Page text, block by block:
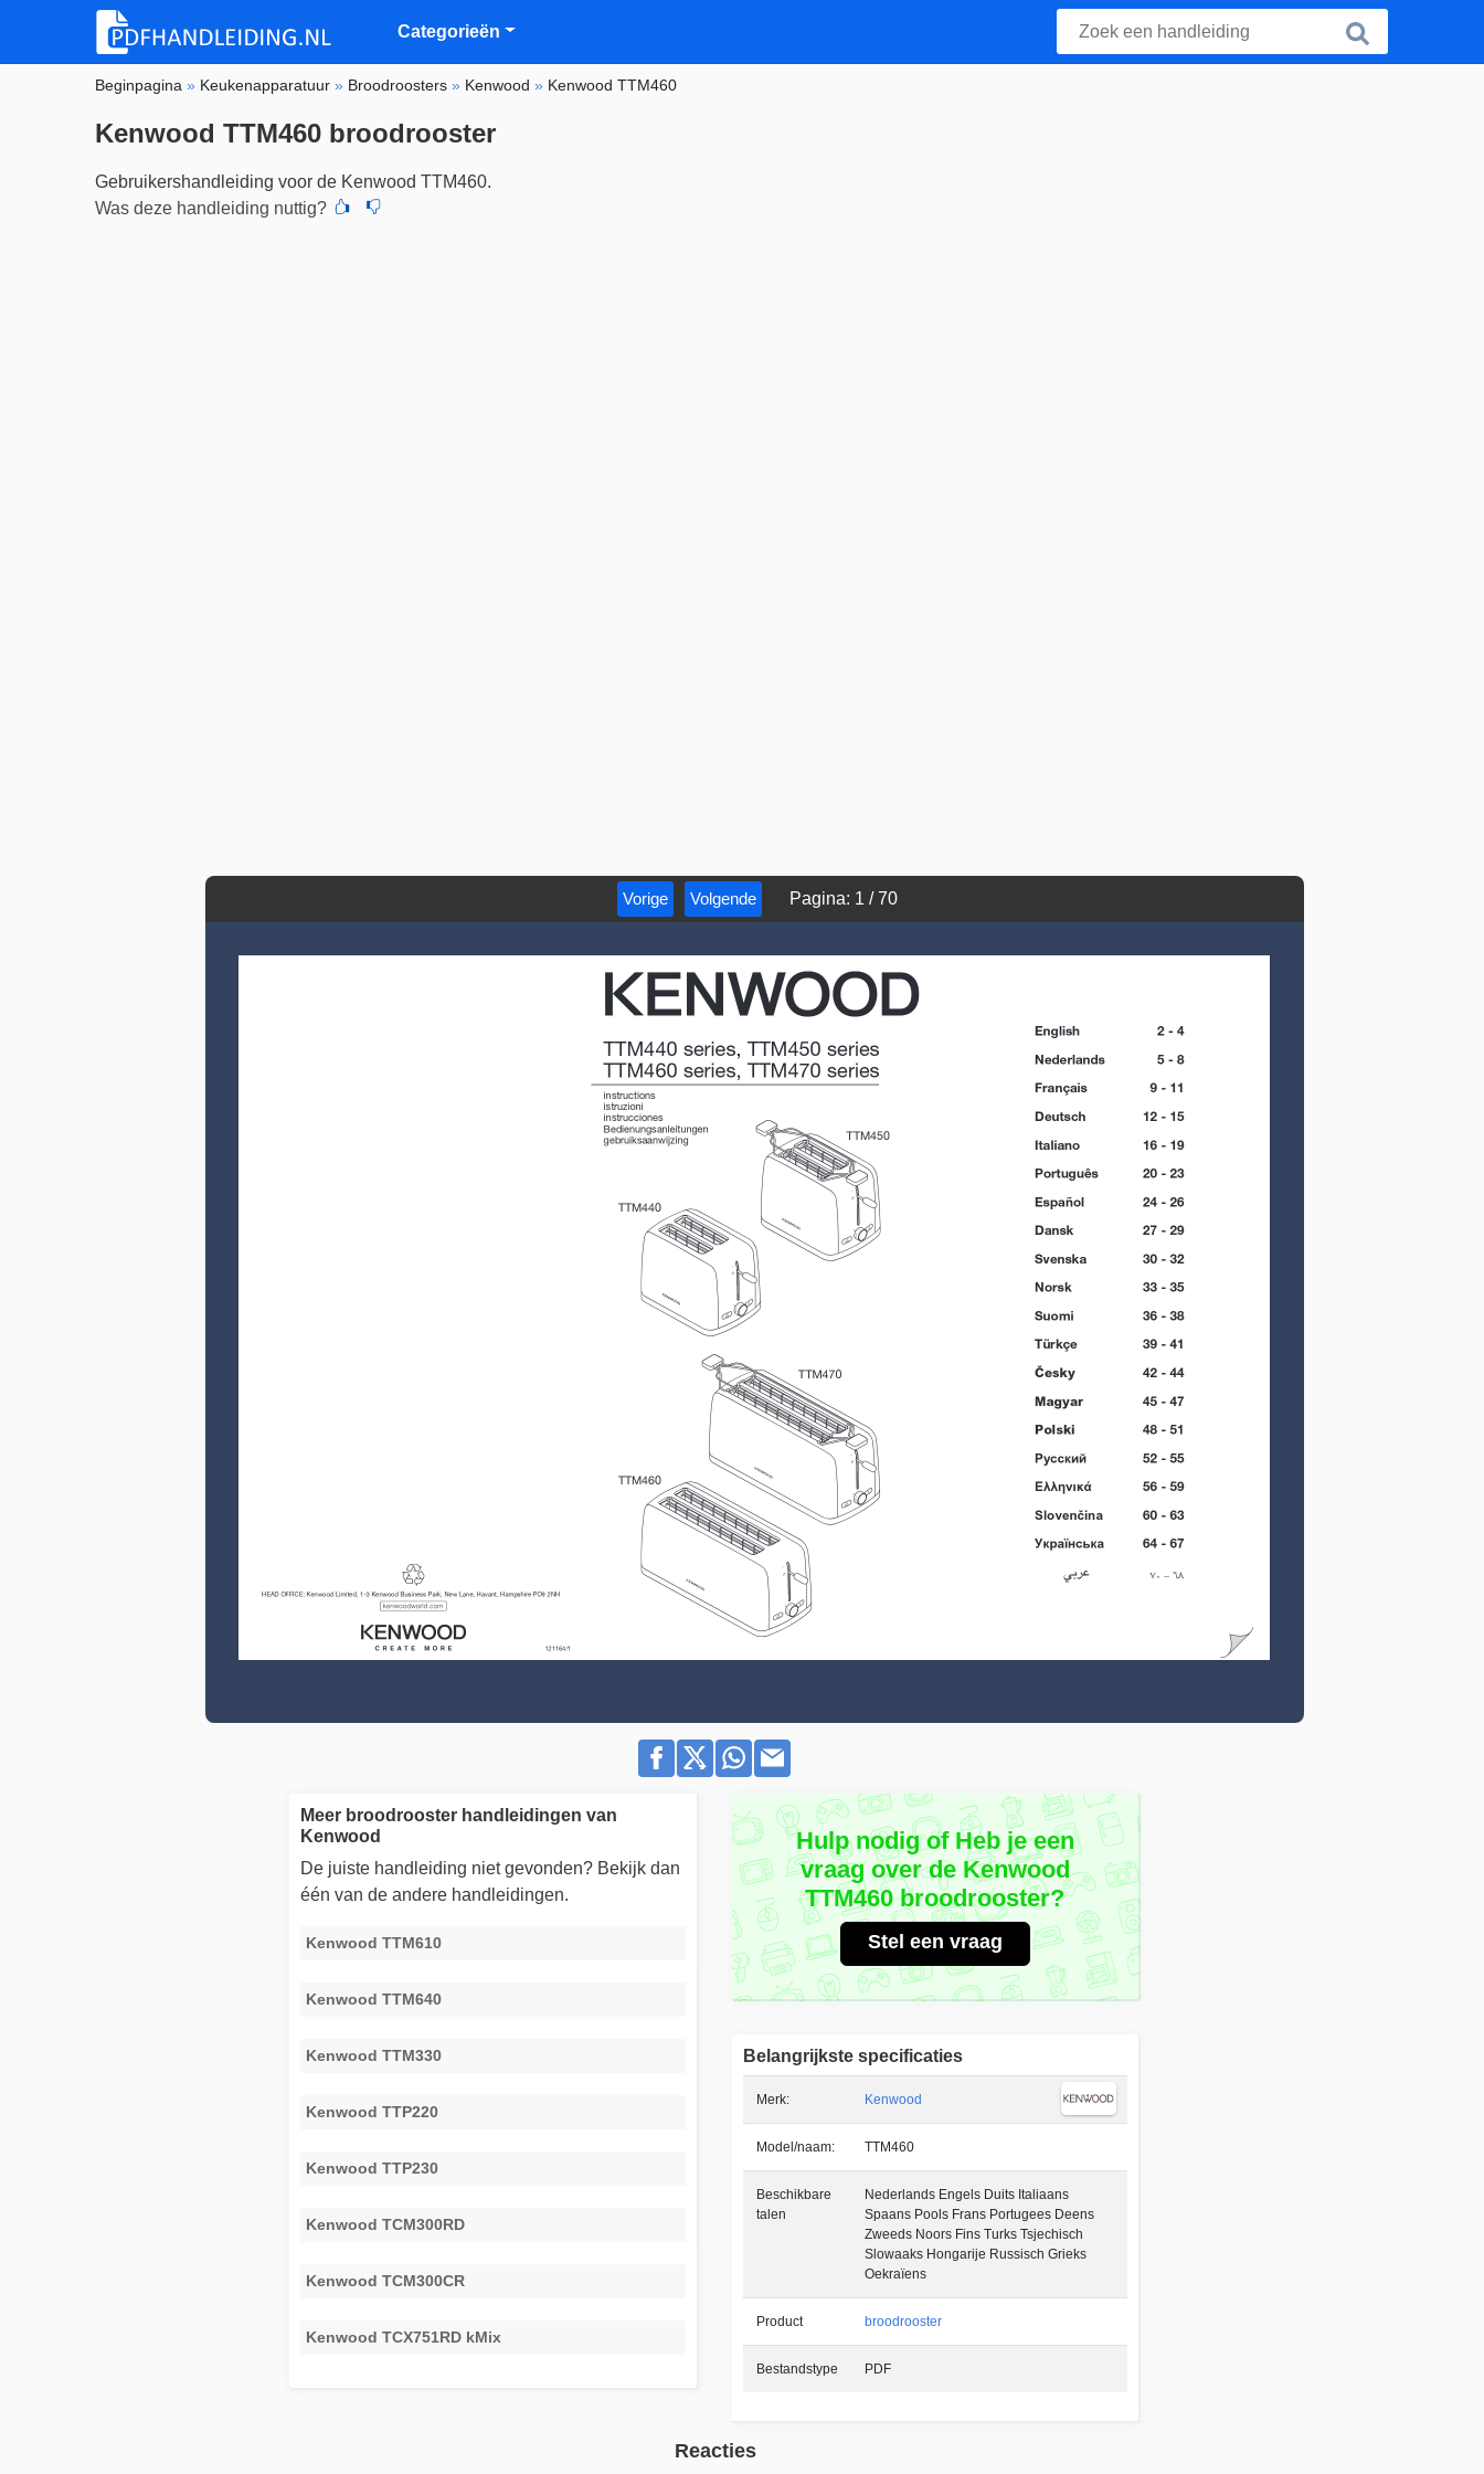
Categorieën
Beginpagina » Keukenapparatuur » Broodroosters » Kenwood » Kenwood TTM460
Kenwood TTM460 broodrooster
Gebruikershandleiding voor de Kenwood TTM460.
Was deze handleiding nuttig?
Vorige Volgende Pagina: 1 /70
Hulp nodig of Heb je een
vraag over de Kenwood
TTM460 broodrooster?
Stel een vraag
Belangrijkste specificaties
Merk: Kenwood
Model/naam: TTM460
Beschikbare
talen
Nederlands Engels Duits Italiaans
Spaans Pools Frans Portugees Deens
Zweeds Noors Fins Turks Tsjechisch
Slowaaks Hongarije Russisch Grieks
Oekraïens
Product broodrooster
Bestandstype PDF
Meer broodrooster handleidingen van
Kenwood
De juiste handleiding niet gevonden? Bekijk dan
één van de andere handleidingen.
Kenwood TTM610
Kenwood TTM640
Kenwood TTM330
Kenwood TTP220
Kenwood TTP230
Kenwood TCM300RD
Kenwood TCM300CR
Kenwood TCX751RD kMix
Reacties